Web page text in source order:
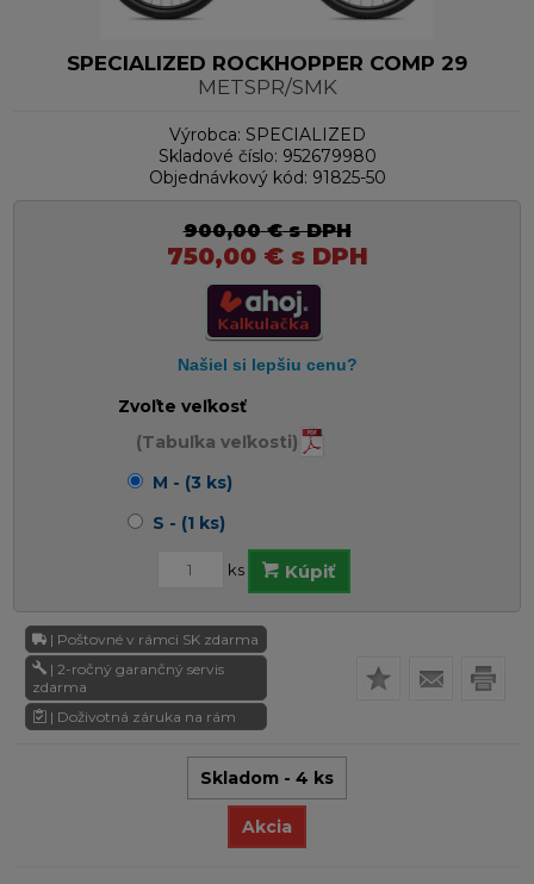
SPECIALIZED ROCKHOPPER COMP 29
METSPR/SMK
Výrobca: SPECIALIZED
Skladové číslo: 952679980
Objednávkový kód: 91825-50
900,00 €s DPH
750,00 €s DPH
Zvoľte veľkosť
(Tabuľka veľkosti)
M - (3 ks)
S - (1 ks)
ks Kúpiť
| Poštovné v rámci SK zdarma
| 2-ročný garančný servis
zdarma
| Doživotná záruka na rám
Skladom - 4 ks
Akcia